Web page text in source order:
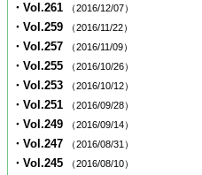
・Vol.261 （2016/12/07）
・Vol.259 （2016/11/22）
・Vol.257 （2016/11/09）
・Vol.255 （2016/10/26）
・Vol.253 （2016/10/12）
・Vol.251 （2016/09/28）
・Vol.249 （2016/09/14）
・Vol.247 （2016/08/31）
・Vol.245 （2016/08/10）